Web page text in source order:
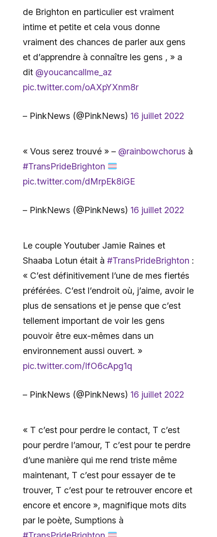
de Brighton en particulier est vraiment
intime et petite et cela vous donne
vraiment des chances de parler aux gens
et d’apprendre à connaître les gens , » a
dit @youcancallme_az
pic.twitter.com/oAXpYXnm8r
– PinkNews (@PinkNews) 16 juillet 2022
« Vous serez trouvé » – @rainbowchorus à
#TransPrideBrighton
pic.twitter.com/dMrpEk8iGE
– PinkNews (@PinkNews) 16 juillet 2022
Le couple Youtuber Jamie Raines et
Shaaba Lotun était à #TransPrideBrighton :
« C’est définitivement l’une de mes fiertés
préférées. C’est l’endroit où, j’aime, avoir le
plus de sensations et je pense que c’est
tellement important de voir les gens
pouvoir être eux-mêmes dans un
environnement aussi ouvert. »
pic.twitter.com/IfO6cApg1q
– PinkNews (@PinkNews) 16 juillet 2022
« T c’est pour perdre le contact, T c’est
pour perdre l’amour, T c’est pour te perdre
d’une manière qui me rend triste même
maintenant, T c’est pour essayer de te
trouver, T c’est pour te retrouver encore et
encore et encore », magnifique mots dits
par le poète, Sumptions à